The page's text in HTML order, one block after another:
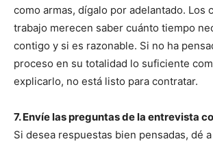
como armas, dígalo por adelantado. Los
trabajo merecen saber cuánto tiempo
contigo y si es razonable. Si no ha
proceso en su totalidad lo suficiente
explicarlo, no está listo para contratar.
7. Envíe las preguntas de la entrevista
Si desea respuestas bien pensadas, dé